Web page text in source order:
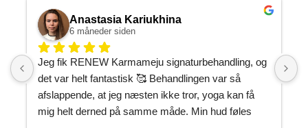
Anastasia Kariukhina
6 måneder siden
Jeg fik RENEW Karmameju signaturbehandling, og
det var helt fantastisk 🥰 Behandlingen var så
afslappende, at jeg næsten ikke tror, yoga kan få
mig helt derned på samme måde. Min hud føles